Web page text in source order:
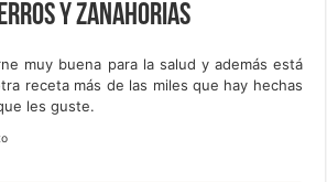
y zanahorias
muy buena para la salud y además está
receta más de las miles que hay hechas
les guste.